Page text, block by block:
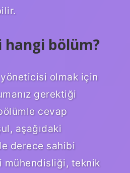
hangi bölüm?
olmak için
gerektiği
cevap
aşağıdaki
derece sahibi
mühendisliği, teknik